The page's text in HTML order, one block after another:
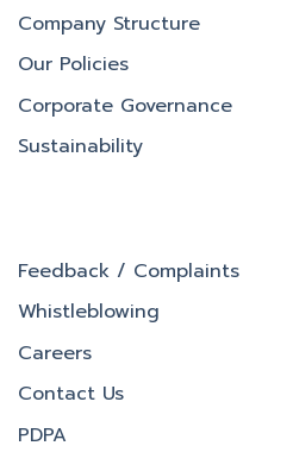
Company Structure
Our Policies
Corporate Governance
Sustainability
Feedback / Complaints
Whistleblowing
Careers
Contact Us
PDPA